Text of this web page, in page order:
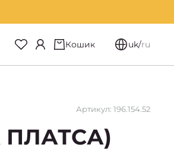
Кошик uk/ru
Артикул: 196.154.52
ПЛАТСА)